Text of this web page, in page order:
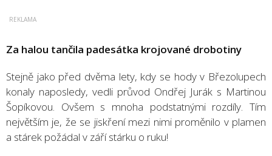
Za halou tančila padesátka krojované drobotiny
Stejně jako před dvěma lety, kdy se hody v Březolupech
konaly naposledy, vedli průvod Ondřej Jurák s Martinou
Šopíkovou. Ovšem s mnoha podstatnými rozdíly. Tím
největším je, že se jiskření mezi nimi proměnilo v plamen
a stárek požádal v září stárku o ruku!